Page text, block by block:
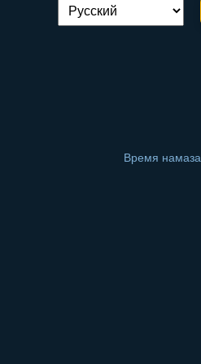
Переключение языка:
Время намаза